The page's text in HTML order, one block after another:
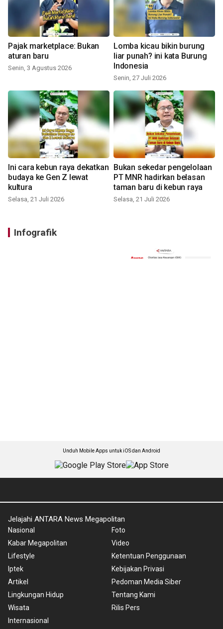
Pajak marketplace: Bukan
aturan baru
Senin, 3 Agustus 2026
Lomba kicau bikin burung
liar punah? ini kata Burung
Indonesia
Senin, 27 Juli 2026
Ini cara kebun raya dekatkan
budaya ke Gen Z lewat
kultura
Selasa, 21 Juli 2026
Bukan sekedar pengelolaan
PT MNR hadirkan belasan
taman baru di kebun raya
Selasa, 21 Juli 2026
Infografik
Unduh Mobile Apps untuk iOS dan Android
Jelajahi ANTARA News Megapolitan
Nasional
Kabar Megapolitan
Lifestyle
Iptek
Artikel
Lingkungan Hidup
Wisata
Internasional
Foto
Video
Ketentuan Penggunaan
Kebijakan Privasi
Pedoman Media Siber
Tentang Kami
Rilis Pers